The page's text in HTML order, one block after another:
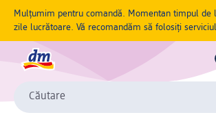
Mulțumim pentru comandă. Momentan timpul de
zile lucrătoare. Vă recomandăm să folosiți
Căutare